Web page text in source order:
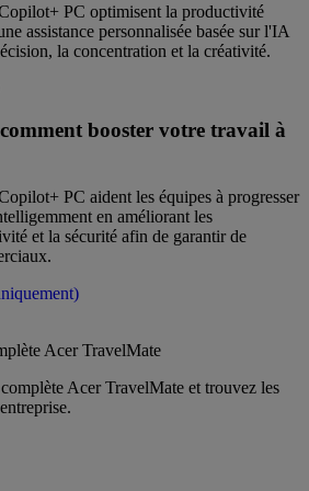
PC optimisent la productivité
assistance personnalisée basée sur l'IA
la concentration et la créativité.
booster votre travail à
PC aident les équipes à progresser
en améliorant les
et la sécurité afin de garantir de
Acer TravelMate
Acer TravelMate et trouvez les